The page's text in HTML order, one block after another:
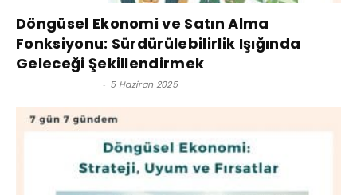
Döngüsel Ekonomi ve Satın Alma
Fonksiyonu: Sürdürülebilirlik Işığında
Geleceği Şekillendirmek
- 5 Haziran 2025